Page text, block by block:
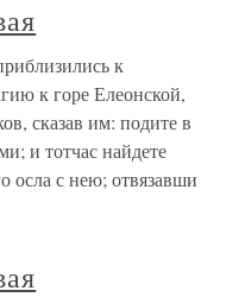
к
к горе Елеонской,
сказав им: подите в
и тотчас найдете
осла с нею; отвязавши